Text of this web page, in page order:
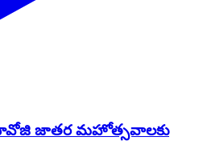
బావోజి జాతర మహోత్సవాలకు